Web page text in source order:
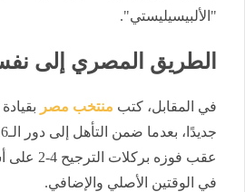
"الألبيسيليستي".
الطريق المصري إلى
في المقابل، كتب منتخب مصر
في الوقتين الأصلي والإضافي.